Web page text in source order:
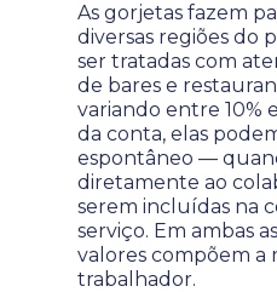
As gorjetas fazem
diversas regiões do
ser tratadas com
de bares e
variando entre 10%
da conta, elas
espontâneo —
diretamente ao
serem incluídas na
serviço. Em ambas
valores compõem a
trabalhador.